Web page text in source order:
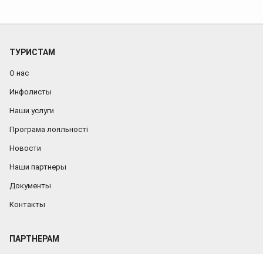
ТУРИСТАМ
О нас
Инфолисты
Наши услуги
Програма лояльності
Новости
Наши партнеры
Документы
Контакты
ПАРТНЕРАМ